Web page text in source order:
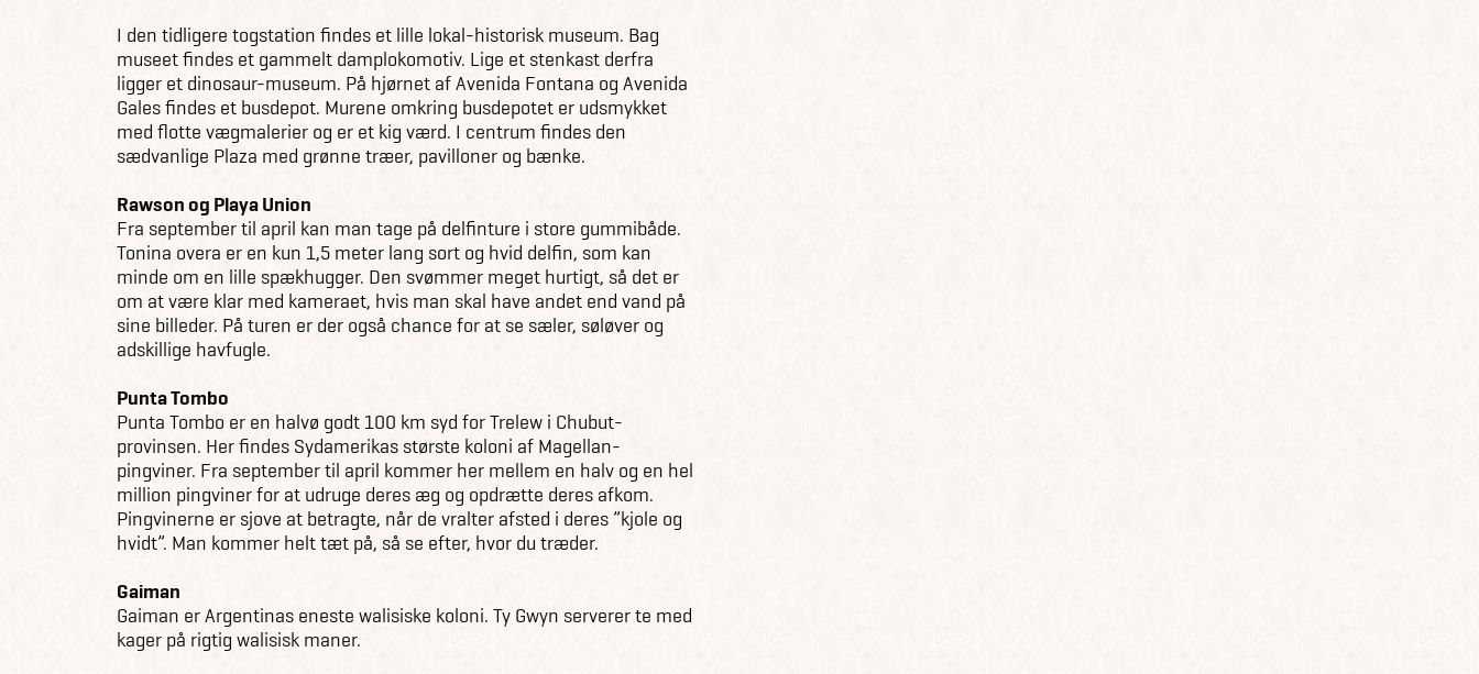
I den tidligere togstation findes et lille lokal-historisk museum. Bag
museet findes et gammelt damplokomotiv. Lige et stenkast derfra
ligger et dinosaur-museum. På hjørnet af Avenida Fontana og Avenida
Gales findes et busdepot. Murene omkring busdepotet er udsmykket
med flotte vægmalerier og er et kig værd. I centrum findes den
sædvanlige Plaza med grønne træer, pavilloner og bænke.
Rawson og Playa Union
Fra september til april kan man tage på delfinture i store gummibåde.
Tonina overa er en kun 1,5 meter lang sort og hvid delfin, som kan
minde om en lille spækhugger. Den svømmer meget hurtigt, så det er
om at være klar med kameraet, hvis man skal have andet end vand på
sine billeder. På turen er der også chance for at se sæler, søløver og
adskillige havfugle.
Punta Tombo
Punta Tombo er en halvø godt 100 km syd for Trelew i Chubut-
provinsen. Her findes Sydamerikas største koloni af Magellan-
pingviner. Fra september til april kommer her mellem en halv og en hel
million pingviner for at udruge deres æg og opdrætte deres afkom.
Pingvinerne er sjove at betragte, når de vralter afsted i deres ”kjole og
hvidt”. Man kommer helt tæt på, så se efter, hvor du træder.
Gaiman
Gaiman er Argentinas eneste walisiske koloni. Ty Gwyn serverer te med
kager på rigtig walisisk maner.